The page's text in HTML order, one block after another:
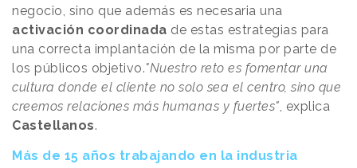
negocio, sino que además es necesaria una
activación coordinada de estas estrategias para
una correcta implantación de la misma por parte de
los públicos objetivo."Nuestro reto es fomentar una
cultura donde el cliente no solo sea el centro, sino que
creemos relaciones más humanas y fuertes" , explica
Castellanos.
Más de 15 años trabajando en la industria